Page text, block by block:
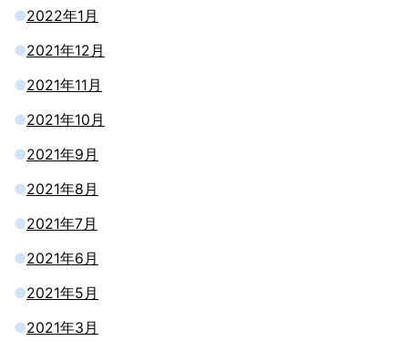
2022年1月
2021年12月
2021年11月
2021年10月
2021年9月
2021年8月
2021年7月
2021年6月
2021年5月
2021年3月